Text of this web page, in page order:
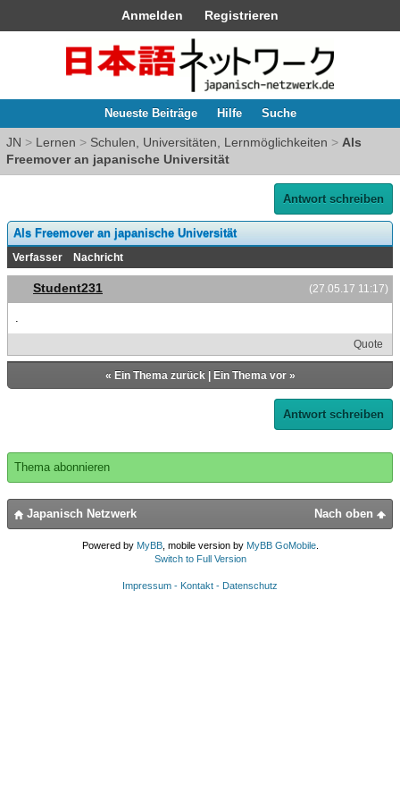
Anmelden Registrieren
Neueste Beiträge Hilfe Suche
JN > Lernen > Schulen, Universitäten, Lernmöglichkeiten > Als
Freemover an japanische Universität
Antwort schreiben
Als Freemover an japanische Universität
Verfasser Nachricht
(27.05.17 11:17)
Student231
.
Quote
« Ein Thema zurück| Ein Thema vor»
Antwort schreiben
Thema abonnieren
Nach oben
Japanisch Netzwerk
Powered by MyBB, mobile version by MyBB GoMobile.
Switch to Full Version
Impressum - Kontakt - Datenschutz